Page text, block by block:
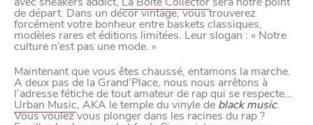
de départ. Dans un décor vintage, vous trouverez
forcément votre bonheur entre baskets classiques,
modèles rares et éditions limitées. Leur slogan : « Notre
culture n’est pas une mode. »
Maintenant que vous êtes chaussé, entamons la marche.
A deux pas de la Grand’Place, nous nous arrêtons à
l’adresse fétiche de tout amateur de rap qui se respecte…
Urban Music, AKA le temple du vinyle de black music.
Vous voulez vous plonger dans les racines du rap ?